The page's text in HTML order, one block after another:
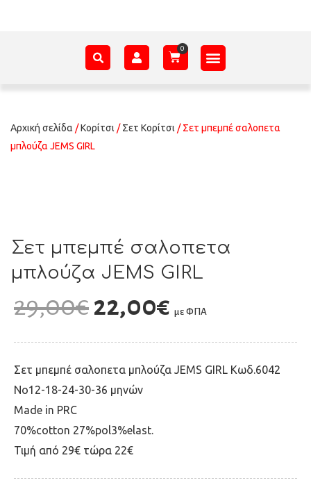
Αρχική σελίδα /Κορίτσι /Σετ Κορίτσι / Σετ μπεμπέ σαλοπετα
μπλούζα JEMS GIRL
Σετ μπεμπέ σαλοπετα
μπλούζα JEMS GIRL
29,00€ 22,00€ με ΦΠΑ
Σετ μπεμπέ σαλοπετα μπλούζα JEMS GIRL Kωδ.6042
Νο12-18-24-30-36 μηνών
Μade in PRC
70%cotton 27%pol3%elast.
Τιμή από 29€ τώρα 22€